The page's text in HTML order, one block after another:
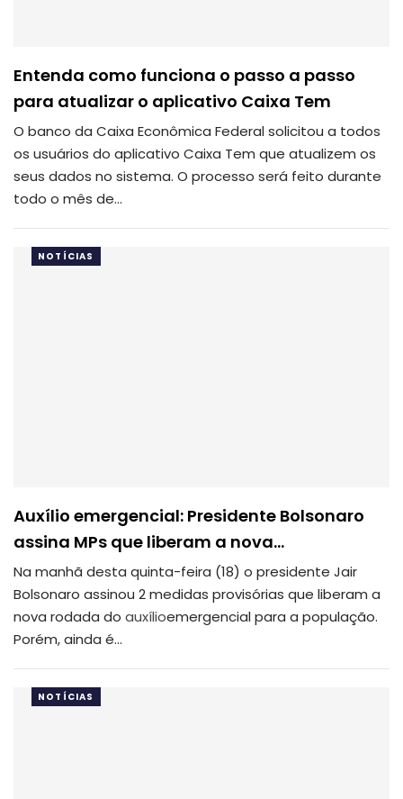
Entenda como funciona o passo a passo
para atualizar o aplicativo Caixa Tem
O banco da Caixa Econômica Federal solicitou a todos
os usuários do aplicativo Caixa Tem que atualizem os
seus dados no sistema. O processo será feito durante
todo o mês de…
NOTÍCIAS
Auxílio emergencial: Presidente Bolsonaro
assina MPs que liberam a nova…
Na manhã desta quinta-feira (18) o presidente Jair
Bolsonaro assinou 2 medidas provisórias que liberam a
nova rodada do auxílioemergencial para a população.
Porém, ainda é…
NOTÍCIAS